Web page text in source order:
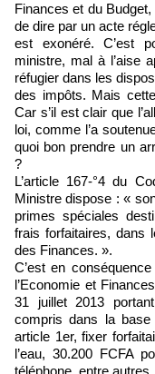
Finances et du
de dire par un acte
est exonéré. C’est
ministre, mal à l’aise
réfugier dans les
des impôts. Mais
Car s’il est clair que
loi, comme l’a
quoi bon prendre un
?
L’article 167-°4 du
Ministre dispose : «
primes spéciales
frais forfaitaires, dans
des Finances. ».
C’est en
l’Economie et
31 juillet 2013
compris dans la
article 1er, fixer
l’eau, 30.200 FCFA
téléphone, entre